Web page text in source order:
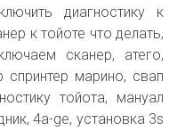
диагностику к
к тойоте что делать,
сканер, атего,
спринтер марино, свап
тойота, мануал
4a-ge, установка 3s